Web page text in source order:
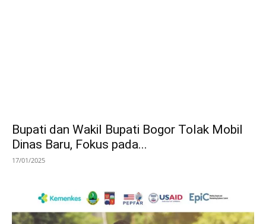
Bupati dan Wakil Bupati Bogor Tolak Mobil
Dinas Baru, Fokus pada...
17/01/2025